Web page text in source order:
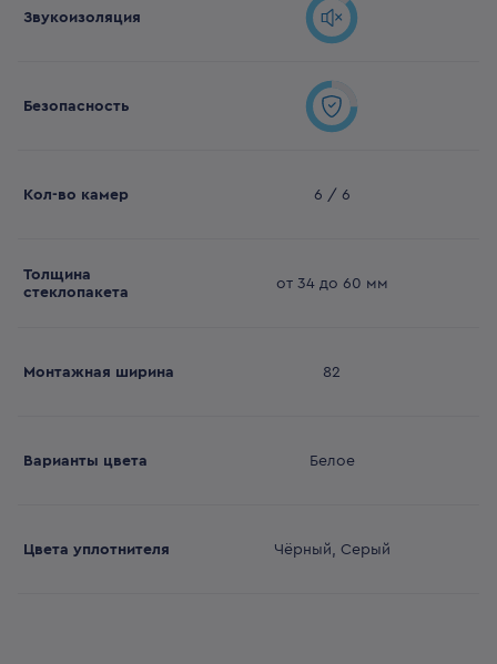
Звукоизоляция
Безопасность
Кол-во камер
Толщина
стеклопакета
Монтажная ширина
Варианты цвета
Цвета уплотнителя
6 / 6
от 34 до 60 мм
82
Белое
Чёрный, Серый